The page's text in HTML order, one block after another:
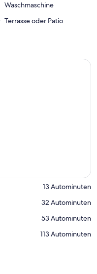
Waschmaschine
Terrasse oder Patio
‪13 Autominuten‬
‪32 Autominuten‬
‪53 Autominuten‬
‪113 Autominuten‬